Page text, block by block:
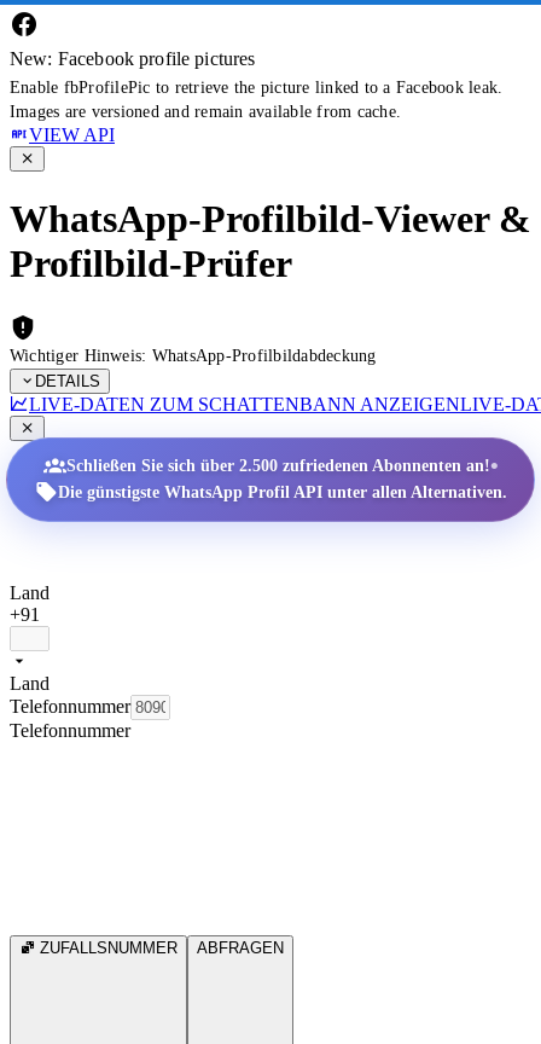
New: Facebook profile pictures
Enable fbProfilePic to retrieve the picture linked to a Facebook leak.
Images are versioned and remain available from cache.
VIEW API
WhatsApp-Profilbild-Viewer &
Profilbild-Prüfer
Wichtiger Hinweis: WhatsApp-Profilbildabdeckung
DETAILS
LIVE-DATEN ZUM SCHATTENBANN ANZEIGENLIVE-
Schließen Sie sich über 2.500 zufriedenen Abonnenten an!•
Die günstigste WhatsApp Profil API unter allen Alternativen.
Land
+91
Land
Telefonnummer
Telefonnummer
ZUFALLSNUMMER ABFRAGEN